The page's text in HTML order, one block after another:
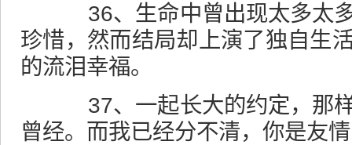
36、生命中曾出现太多太多
珍惜，然而结局却上演了独自生
的流泪幸福。
37、一起长大的约定，那样
曾经。而我已经分不清，你是友